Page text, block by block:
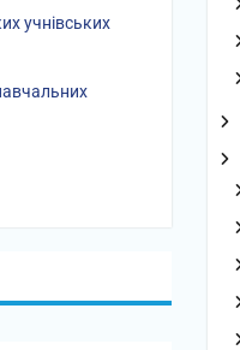
учнівських